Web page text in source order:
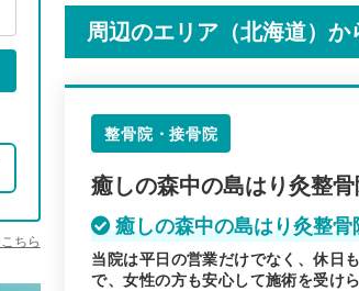
ちら
周辺のエリア（北海道）か
整骨院・接骨院
癒しの森中の島はり灸整
癒しの森中の島はり灸整
当院は平日の営業だけでなく、休日
で、女性の方も安心して施術を受けら